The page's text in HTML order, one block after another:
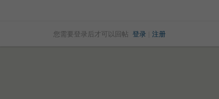
您需要登录后才可以回帖 登录 注册